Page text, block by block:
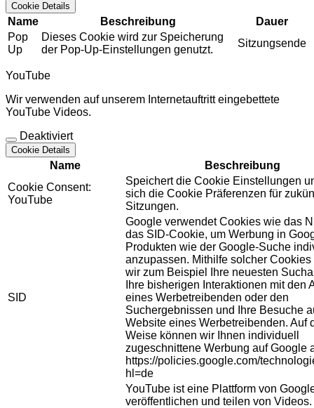
Cookie Details
Name Beschreibung
Dauer
Pop
Up
Dieses Cookie wird zur Speicherung
der Pop-Up-Einstellungen genutzt.
Sitzungsende
YouTube
Wir verwenden auf unserem Internetauftritt eingebettete
YouTube Videos.
Deaktiviert
Cookie Details
Name
Beschreibung
Cookie Consent:
YouTube
Speichert die Cookie Einstellungen
sich die Cookie Präferenzen für
Sitzungen.
SID
Google verwendet Cookies wie das
das SID-Cookie, um Werbung in
Produkten wie der Google-Suche
anzupassen. Mithilfe solcher Cookies
wir zum Beispiel Ihre neuesten
Ihre bisherigen Interaktionen mit den
eines Werbetreibenden oder den
Suchergebnissen und Ihre Besuche
Website eines Werbetreibenden. Auf
Weise können wir Ihnen individuell
zugeschnittene Werbung auf Google
https://policies.google.com/
hl=de
YouTube ist eine Plattform von
veröffentlichen und teilen von